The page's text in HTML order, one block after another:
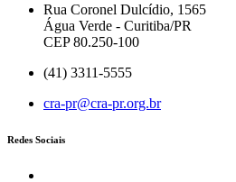
Rua Coronel Dulcídio, 1565
Água Verde - Curitiba/PR
CEP 80.250-100
(41) 3311-5555
cra-pr@cra-pr.org.br
Redes Sociais